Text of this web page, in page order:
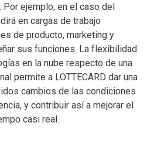
ejemplo, en el caso del
en cargas de trabajo
de producto, marketing y
sus funciones. La flexibilidad
en la nube respecto de una
permite a LOTTECARD dar una
cambios de las condiciones
y contribuir así a mejorar el
casi real.